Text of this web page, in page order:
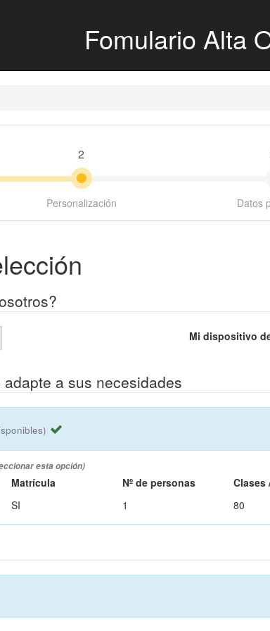
Fomulario Alta
2
Personalización Datos
Mi dispositivo
a sus necesidades
esta opción)
Matrícula
SI
Nº de personas
1
Clases
80